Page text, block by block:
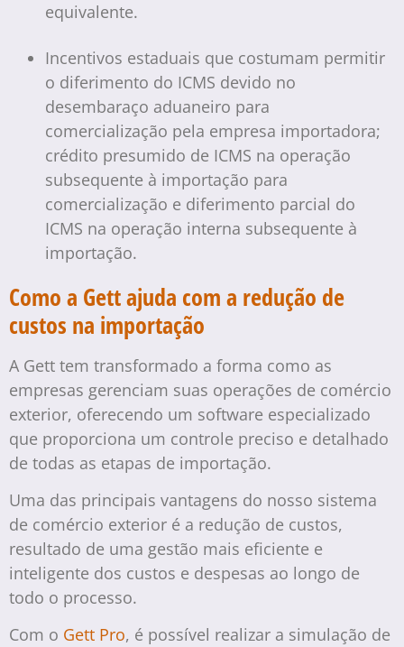
equivalente.
Incentivos estaduais que costumam permitir
o diferimento do ICMS devido no
desembaraço aduaneiro para
comercialização pela empresa importadora;
crédito presumido de ICMS na operação
subsequente à importação para
comercialização e diferimento parcial do
ICMS na operação interna subsequente à
importação.
Como a Gett ajuda com a redução de
custos na importação
A Gett tem transformado a forma como as
empresas gerenciam suas operações de comércio
exterior, oferecendo um software especializado
que proporciona um controle preciso e detalhado
de todas as etapas de importação.
Uma das principais vantagens do nosso sistema
de comércio exterior é a redução de custos,
resultado de uma gestão mais eficiente e
inteligente dos custos e despesas ao longo de
todo o processo.
Com o Gett Pro, é possível realizar a simulação de